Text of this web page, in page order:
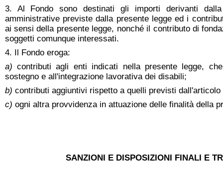
3. Al Fondo sono destinati gli importi derivanti
amministrative previste dalla presente legge ed i
ai sensi della presente legge, nonché il contributo di
soggetti comunque interessati.
4. Il Fondo eroga:
a)contributi agli enti indicati nella presente legge,
sostegno e all'integrazione lavorativa dei disabili;
b) contributi aggiuntivi rispetto a quelli previsti
c) ogni altra provvidenza in attuazione delle finalità della
SANZIONI E DISPOSIZIONI FINALI E